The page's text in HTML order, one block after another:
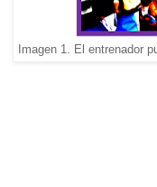
Imagen 1. El entrenador